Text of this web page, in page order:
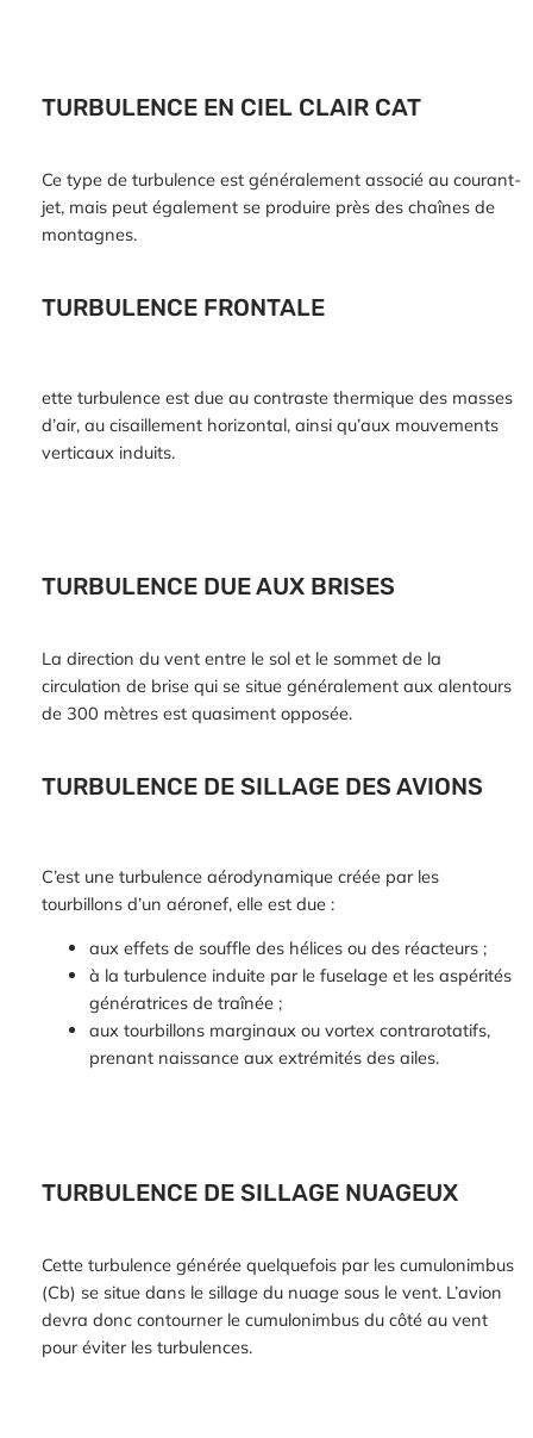
TURBULENCE EN CIEL CLAIR CAT
Ce type de turbulence est généralement associé au courant-
jet, mais peut également se produire près des chaînes de
montagnes.
TURBULENCE FRONTALE
ette turbulence est due au contraste thermique des masses
d’air, au cisaillement horizontal, ainsi qu’aux mouvements
verticaux induits.
TURBULENCE DUE AUX BRISES
La direction du vent entre le sol et le sommet de la
circulation de brise qui se situe généralement aux alentours
de 300 mètres est quasiment opposée.
TURBULENCE DE SILLAGE DES AVIONS
C’est une turbulence aérodynamique créée par les
tourbillons d’un aéronef, elle est due :
aux effets de souffle des hélices ou des réacteurs ;
à la turbulence induite par le fuselage et les aspérités
génératrices de traînée ;
aux tourbillons marginaux ou vortex contrarotatifs,
prenant naissance aux extrémités des ailes.
TURBULENCE DE SILLAGE NUAGEUX
Cette turbulence générée quelquefois par les cumulonimbus
(Cb) se situe dans le sillage du nuage sous le vent. L’avion
devra donc contourner le cumulonimbus du côté au vent
pour éviter les turbulences.